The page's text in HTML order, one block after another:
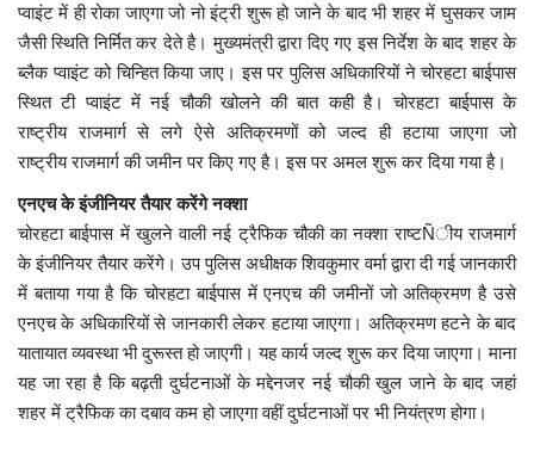
ब्रेकिंग न्यूज़
व्यापार
टेक न्यूज़
प्वाइंट में ही रोका जाएगा जो नो इंट्री शुरू हो जाने के बाद भी शहर में घुसकर जाम
जैसी स्थिति निर्मित कर देते है। मुख्यमंत्री द्वारा दिए गए इस निर्देश के बाद शहर के
ब्लैक प्वाइंट को चिन्हित किया जाए। इस पर पुलिस अधिकारियों ने चोरहटा बाईपास
स्थित टी प्वाइंट में नई चौकी खोलने की बात कही है। चोरहटा बाईपास के
राष्ट्रीय राजमार्ग से लगे ऐसे अतिक्रमणों को जल्द ही हटाया जाएगा जो
राष्ट्रीय राजमार्ग की जमीन पर किए गए है। इस पर अमल शुरू कर दिया गया है।
एनएच के इंजीनियर तैयार करेंगे नक्शा
चोरहटा बाईपास में खुलने वाली नई ट्रैफिक चौकी का नक्शा राष्टÑीय राजमार्ग
के इंजीनियर तैयार करेंगे। उप पुलिस अधीक्षक शिवकुमार वर्मा द्वारा दी गई जानकारी
में बताया गया है कि चोरहटा बाईपास में एनएच की जमीनों जो अतिक्रमण है उसे
एनएच के अधिकारियों से जानकारी लेकर हटाया जाएगा। अतिक्रमण हटने के बाद
यातायात व्यवस्था भी दुरूस्त हो जाएगी। यह कार्य जल्द शुरू कर दिया जाएगा। माना
यह जा रहा है कि बढ़ती दुर्घटनाओं के मद्देनजर नई चौकी खुल जाने के बाद जहां
शहर में ट्रैफिक का दबाव कम हो जाएगा वहीं दुर्घटनाओं पर भी नियंत्रण होगा।